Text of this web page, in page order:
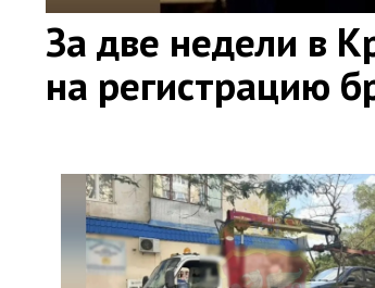
За две недели в
на регистрацию